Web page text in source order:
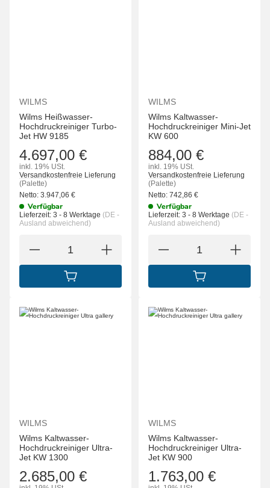
WILMS
Wilms Heißwasser-
Hochdruckreiniger Turbo-
Jet HW 9185
4.697,00 €
inkl. 19% USt.
Versandkostenfreie Lieferung
(Palette)
Netto: 3.947,06 €
Verfügbar
Lieferzeit: 3 - 8 Werktage (DE -
Ausland abweichend)
IN DEN WARENKORB
WILMS
Wilms Kaltwasser-
Hochdruckreiniger Mini-Jet
KW 600
884,00 €
inkl. 19% USt.
Versandkostenfreie Lieferung
(Palette)
Netto: 742,86 €
Verfügbar
Lieferzeit: 3 - 8 Werktage (DE -
Ausland abweichend)
IN DEN
WILMS
Wilms Kaltwasser-
Hochdruckreiniger Ultra-
Jet KW 1300
2.685,00 €
WILMS
Wilms Kaltwasser-
Hochdruckreiniger Ultra-
Jet KW 900
1.763,00 €